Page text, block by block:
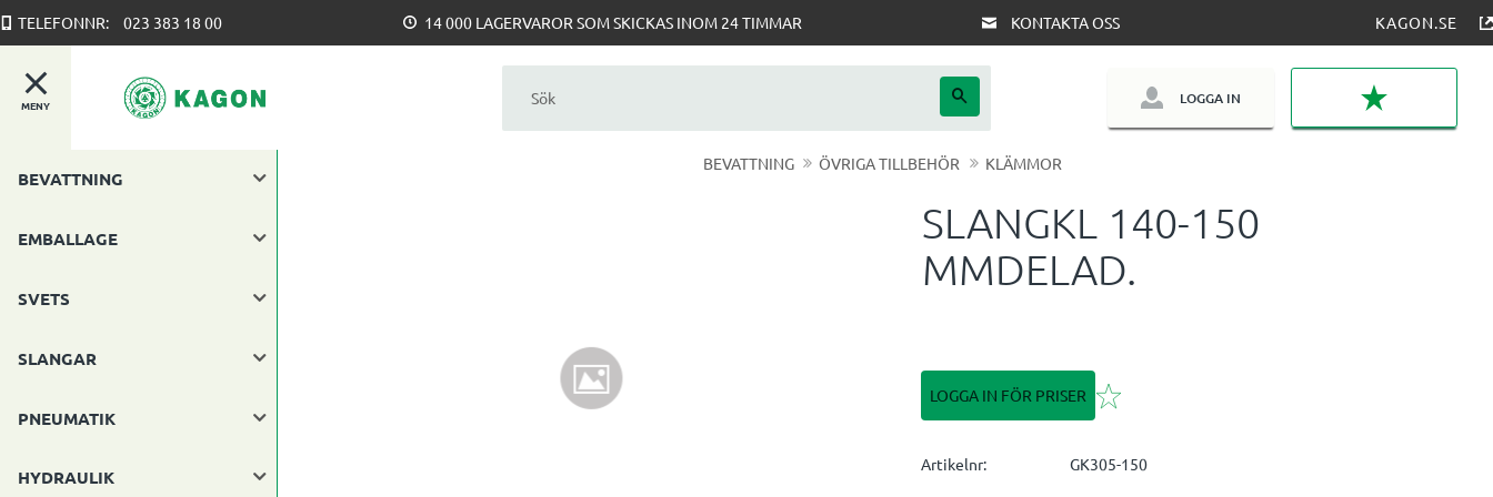
TELEFONNR: 023 383 18 00 14 000 LAGERVAROR SOM SKICKAS INOM 24 TIMMAR KONTAKTA OSS KAGON.SE
MENY LOGGA IN
BEVATTNING ÖVRIGA TILLBEHÖR KLÄMMOR
SLANGKL 140-150
MMDELAD.
LOGGA IN FÖR PRISER Lägg till i favoriter
Artikelnr GK305-150
BEVATTNING
EMBALLAGE
SVETS
SLANGAR
PNEUMATIK
HYDRAULIK